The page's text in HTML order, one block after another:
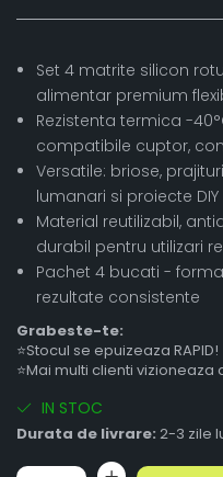
Set 4 matrite silicon
alimentar premium
Rezistenta termica -
compatibile cuptor,
Versatile: briose,
lumanari si proiecte
Material reutilizabil,
durabil pentru utilizari
Pachet 4 bucati -
rezultate consistente
Grabeste-te:
⭐Stocul se epuizeaza RAPID!
⭐Mai multi clienti
IN STOC
Durata de livrare: 2-3 zile